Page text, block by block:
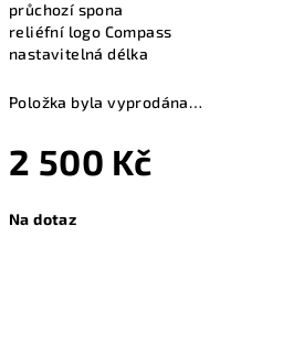
průchozí spona
reliéfní logo Compass
nastavitelná délka
Položka byla vyprodána…
2 500 Kč
cena:
Na dotaz